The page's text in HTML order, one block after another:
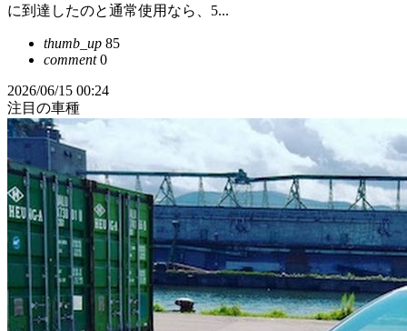
に到達したのと通常使用なら、5...
thumb_up 85
comment0
2026/06/15 00:24
注目の車種